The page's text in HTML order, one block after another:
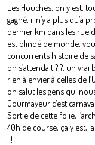
Les Houches, on y est,
gagné, il n’y a plus qu’à
dernier km dans les rue
est blindé de monde,
concurrents histoire de
on s’attendait ?!?, un
rien à envier à celles de
on salut les gens qui
Courmayeur c’est
Sortie de cette folie,
40h de course, ça y est,
!!!